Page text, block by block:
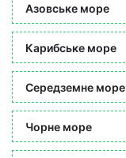
Азовське море
Карибське море
Середземне море
Чорне море